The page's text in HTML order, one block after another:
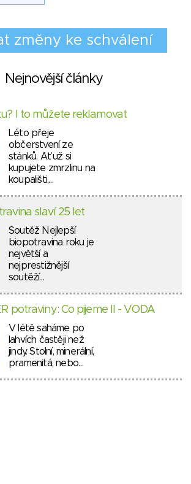
Nejnovější články
I to můžete reklamovat
Léto přeje
občerstvení ze
stánků. Ať už si
kupujete zmrzlinu na
koupališti,…
slaví 25 let
Soutěž Nejlepší
biopotravina roku je
největší a
nejprestižnější
soutěží…
potraviny: Co pijeme II - VODA
V létě saháme po
lahvích častěji než
jindy. Stolní, minerální,
pramenitá, nebo…